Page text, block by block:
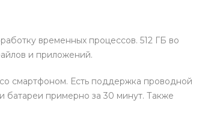
временных процессов. 512 ГБ во
и приложений.
смартфоном. Есть поддержка проводной
батареи примерно за 30 минут. Также